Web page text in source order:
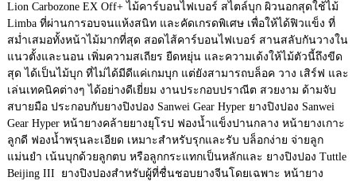
Lion Carbozone EX Off+ ไม้คาร์บอนไฟเบอร์ สไตล์บุก ผิวนอกสุดใช้ไม้
Limba ที่ผ่านการอบจนแห้งสนิท และคัดเกรดพิเศษ เพื่อให้ได้ฟิวแข็ง ที่
สม่ำเสมอทั้งหน้าไม้มากที่สุด สอดไส้คาร์บอนไฟเบอร์ สานสลับกันวางใน
แนวตั้งและนอน เพิ่มความสเถียร ยืดหยุ่น และความเด้งให้ไม้ตัวนี้ถึงขีด
สุด ได้เป็นไม้บุก ที่ไม่ได้มีดีแค่เกมบุก แต่ยังสามารถบล็อค วาง เสิร์ฟ และ
เล่นเทคนิคต่างๆ ได้อย่างดีเยี่ยม งานประกอบปราณีต สวยงาม ด้ามจับ
สบายมือ ประกอบกับยางปิงปอง Sanwei Gear Hyper ยางปิงปอง Sanwei
Gear Hyper หน้ายางคล้ายยางยุโรป ฟองน้ำแข็งปานกลาง หน้ายางเกาะ
ลูกดี ฟองน้ำพรุนละเอียด เหมาะสำหรับรุกและรับ บล็อกง่าย จ่ายลูก
แม่นยำ เน้นบุกด้วยลูกตบ หรือลูกกระแทกเป็นหลักและ ยางปิงปอง Tuttle
Beijing III ยางปิงปองสำหรับผู้ที่ชื่นชอบยางจีนโดยเฉพาะ หน้ายาง